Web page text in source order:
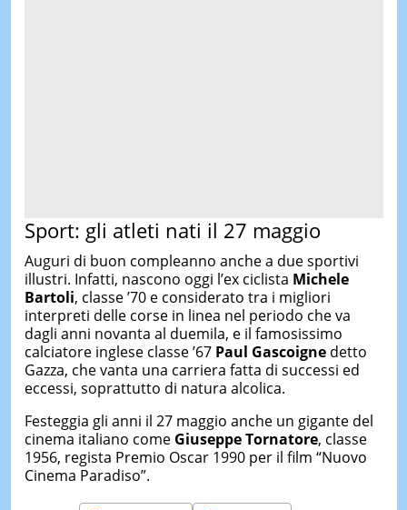
Sport: gli atleti nati il 27 maggio
Auguri di buon compleanno anche a due sportivi
illustri. Infatti, nascono oggi l’ex ciclista Michele
Bartoli, classe ’70 e considerato tra i migliori
interpreti delle corse in linea nel periodo che va
dagli anni novanta al duemila, e il famosissimo
calciatore inglese classe ’67 Paul Gascoignedetto
Gazza, che vanta una carriera fatta di successi ed
eccessi, soprattutto di natura alcolica.
Festeggia gli anni il 27 maggio anche un gigante del
cinema italiano come Giuseppe Tornatore, classe
1956, regista Premio Oscar 1990 per il film “Nuovo
Cinema Paradiso”.